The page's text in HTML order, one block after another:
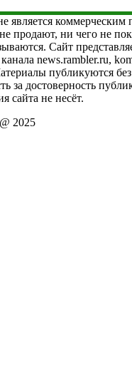
является коммерческим
продают, ни чего не
Сайт
news.rambler.ru,
публикуются
за достоверность
сайта не несёт.
2025